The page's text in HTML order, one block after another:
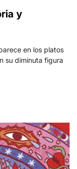
y
en los platos
su diminuta figura